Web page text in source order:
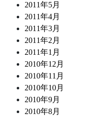
2011年5月
2011年4月
2011年3月
2011年2月
2011年1月
2010年12月
2010年11月
2010年10月
2010年9月
2010年8月